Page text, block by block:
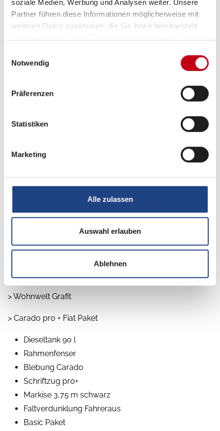
soziale Medien, Werbung und Analysen weiter. Unsere
Partner führen diese Informationen möglicherweise mit
weiteren Daten zusammen, die Sie ihnen bereitgestellt
Notwendig
Präferenzen
Statistiken
Marketing
Alle zulassen
Auswahl erlauben
Ablehnen
Beschreibung
Carado CVE600 pro + Automatik Modell 2026
Fiat Mjet 2.2 Light 103 kW/140 PS
Sonderausstattungen ab Werk:
> Wohnwelt Grafit
> Carado pro + Fiat Paket
Dieseltank 90 l
Rahmenfenser
Blebung Carado
Schriftzug pro+
Markise 3,75 m schwarz
Faltverdunklung Fahreraus
Basic Paket